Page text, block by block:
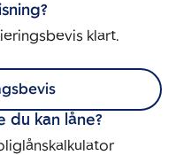
klart.
du kan låne?